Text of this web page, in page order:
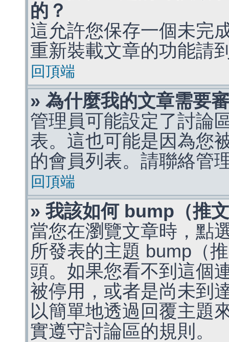
的？
這允許您保存一個未完
重新裝載文章的功能請
回頂端
» 為什麼我的文章需要
管理員可能設定了討論
表。這也可能是因為您
的會員列表。請聯絡管
回頂端
» 我該如何 bump（推
當您在瀏覽文章時，點
所發表的主題 bump（
頭。如果您看不到這個
被停用，或者是尚未到
以簡單地透過回覆主題
實遵守討論區的規則。